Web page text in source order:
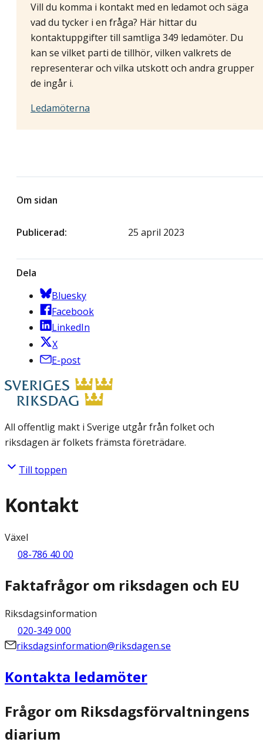
Vill du komma i kontakt med en ledamot och säga
vad du tycker i en fråga? Här hittar du
kontaktuppgifter till samtliga 349 ledamöter. Du
kan se vilket parti de tillhör, vilken valkrets de
representerar och vilka utskott och andra grupper
de ingår i.
Ledamöterna
Om sidan
Publicerad 25 april 2023
Dela
Bluesky
Facebook
LinkedIn
X
E-post
All offentlig makt i Sverige utgår från folket och
riksdagen är folkets främsta företrädare.
Till toppen
Kontakt
Växel
08-786 40 00
Faktafrågor om riksdagen och EU
Riksdagsinformation
020-349 000
riksdagsinformation@riksdagen.se
Kontakta ledamöter
Frågor om Riksdagsförvaltningens
diarium